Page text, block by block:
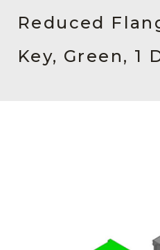
资源
关于我们
Reduced
Key, Green, 1